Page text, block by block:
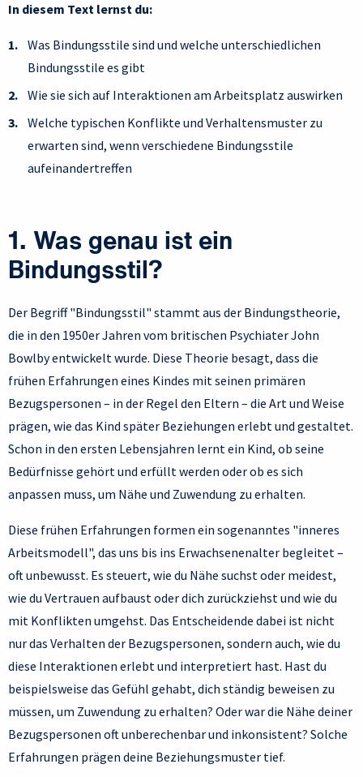
In diesem Text lernst du:
Was Bindungsstile sind und welche unterschiedlichen
Bindungsstile es gibt
Wie sie sich auf Interaktionen am Arbeitsplatz auswirken
Welche typischen Konflikte und Verhaltensmuster zu
erwarten sind, wenn verschiedene Bindungsstile
aufeinandertreffen
1. Was genau ist ein
Bindungsstil?
Der Begriff "Bindungsstil" stammt aus der Bindungstheorie,
die in den 1950er Jahren vom britischen Psychiater John
Bowlby entwickelt wurde. Diese Theorie besagt, dass die
frühen Erfahrungen eines Kindes mit seinen primären
Bezugspersonen – in der Regel den Eltern – die Art und Weise
prägen, wie das Kind später Beziehungen erlebt und gestaltet.
Schon in den ersten Lebensjahren lernt ein Kind, ob seine
Bedürfnisse gehört und erfüllt werden oder ob es sich
anpassen muss, um Nähe und Zuwendung zu erhalten.
Diese frühen Erfahrungen formen ein sogenanntes "inneres
Arbeitsmodell", das uns bis ins Erwachsenenalter begleitet –
oft unbewusst. Es steuert, wie du Nähe suchst oder meidest,
wie du Vertrauen aufbaust oder dich zurückziehst und wie du
mit Konflikten umgehst. Das Entscheidende dabei ist nicht
nur das Verhalten der Bezugspersonen, sondern auch, wie du
diese Interaktionen erlebt und interpretiert hast. Hast du
beispielsweise das Gefühl gehabt, dich ständig beweisen zu
müssen, um Zuwendung zu erhalten? Oder war die Nähe deiner
Bezugspersonen oft unberechenbar und inkonsistent? Solche
Erfahrungen prägen deine Beziehungsmuster tief.